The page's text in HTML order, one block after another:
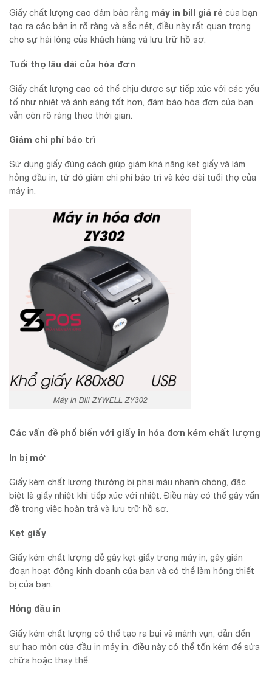
Giấy chất lượng cao đảm bảo rằng máy in bill giá rẻ của bạn
tạo ra các bản in rõ ràng và sắc nét, điều này rất quan trọng
cho sự hài lòng của khách hàng và lưu trữ hồ sơ.
Tuổi thọ lâu dài của hóa đơn
Giấy chất lượng cao có thể chịu được sự tiếp xúc với các yếu
tố như nhiệt và ánh sáng tốt hơn, đảm bảo hóa đơn của bạn
vẫn còn rõ ràng theo thời gian.
Giảm chi phí bảo trì
Sử dụng giấy đúng cách giúp giảm khả năng kẹt giấy và làm
hỏng đầu in, từ đó giảm chi phí bảo trì và kéo dài tuổi thọ của
máy in.
Máy In Bill ZYWELL ZY302
Các vấn đề phổ biến với giấy in hóa đơn kém chất lượng
In bị mờ
Giấy kém chất lượng thường bị phai màu nhanh chóng, đặc
biệt là giấy nhiệt khi tiếp xúc với nhiệt. Điều này có thể gây vấn
đề trong việc hoàn trả và lưu trữ hồ sơ.
Kẹt giấy
Giấy kém chất lượng dễ gây kẹt giấy trong máy in, gây gián
đoạn hoạt động kinh doanh của bạn và có thể làm hỏng thiết
bị của bạn.
Hỏng đầu in
Giấy kém chất lượng có thể tạo ra bụi và mảnh vụn, dẫn đến
sự hao mòn của đầu in máy in, điều này có thể tốn kém để sửa
chữa hoặc thay thế.